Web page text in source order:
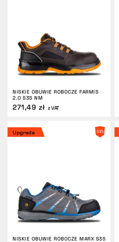
Odzież
WSZYSTKO O ZAKUPACH
SKLEP Z BISTRO
KONTAKT
NISKIE OBUWIE ROBOCZE FARMIS
2.0 S3S NM
271,49 zł z VAT
Upgrade
NISKIE OBUWIE ROBOCZE MARX S3S